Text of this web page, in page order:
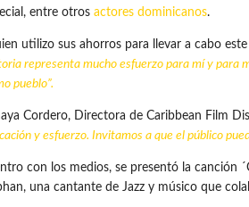
entre otros actores dominicanos.
utilizo sus ahorros para llevar a cabo
representa mucho esfuerzo para mí y para
pueblo”.
Cordero, Directora de Caribbean Film
y esfuerzo. Invitamos a que el público
con los medios, se presentó la canción
una cantante de Jazz y músico que